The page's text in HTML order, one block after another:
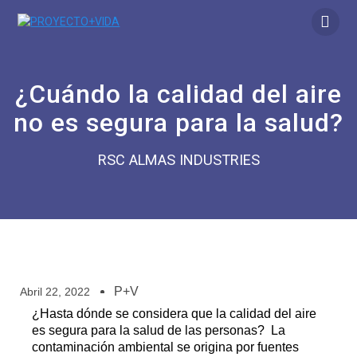
¿Cuándo la calidad del aire
no es segura para la salud?
RSC ALMAS INDUSTRIES
Abril 22, 2022
P+V
¿Hasta dónde se considera que la calidad del aire
es segura para la salud de las personas? La
contaminación ambiental se origina por fuentes